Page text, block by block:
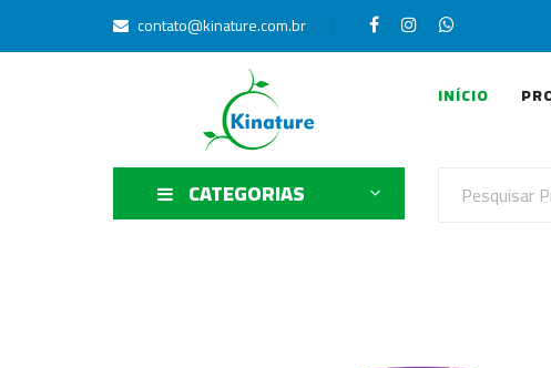
contato@kinature.com.br
INÍCIO
CATEGORIAS